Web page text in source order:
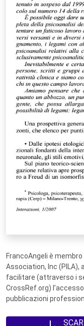
FrancoAngeli è
Association, Inc (PILA),
facilitare (attraverso i
CrossRef.org)
pubblicazioni